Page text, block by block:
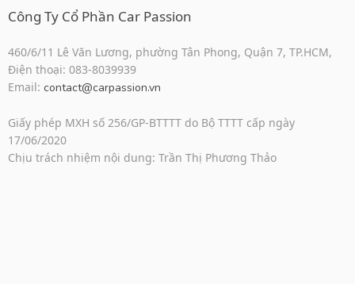
Công Ty Cổ Phần Car Passion
460/6/11 Lê Văn Lương, phường Tân Phong, Quận 7, TP.HCM,
Điện thoại: 083-8039939
Email: contact@carpassion.vn
Giấy phép MXH số 256/GP-BTTTT do Bộ TTTT cấp ngày
17/06/2020
Chịu trách nhiệm nội dung: Trần Thị Phương Thảo